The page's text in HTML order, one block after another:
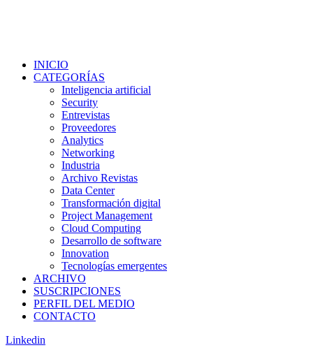
INICIO
CATEGORÍAS
Inteligencia artificial
Security
Entrevistas
Proveedores
Analytics
Networking
Industria
Archivo Revistas
Data Center
Transformación digital
Project Management
Cloud Computing
Desarrollo de software
Innovation
Tecnologías emergentes
ARCHIVO
SUSCRIPCIONES
PERFIL DEL MEDIO
CONTACTO
Linkedin